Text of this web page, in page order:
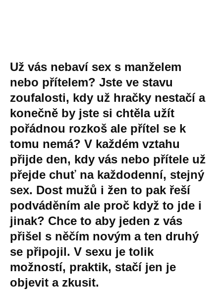
Už vás nebaví sex s manželem
nebo přítelem? Jste ve stavu
zoufalosti, kdy už hračky nestačí a
konečně by jste si chtěla užít
pořádnou rozkoš ale přítel se k
tomu nemá? V každém vztahu
přijde den, kdy vás nebo přítele už
přejde chuť na každodenní, stejný
sex. Dost mužů i žen to pak řeší
podváděním ale proč když to jde i
jinak? Chce to aby jeden z vás
přišel s něčím novým a ten druhý
se připojil. V sexu je tolik
možností, praktik, stačí jen je
objevit a zkusit.